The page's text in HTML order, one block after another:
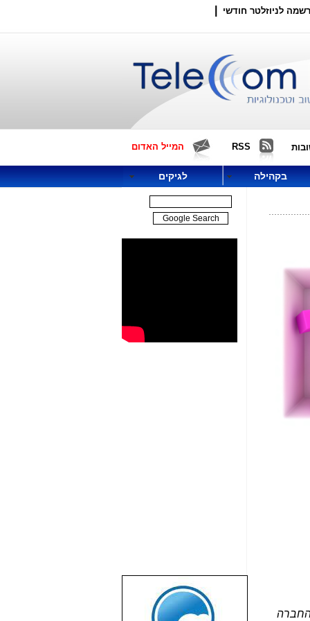
לניוזלטר חודשי
RSS המייל האדום
בקהילה לגיקים
תקשורת בע"מ) לספק שירותי דור 3, פנתה החברה
שבוע טוב לכל
הגולשים באשר